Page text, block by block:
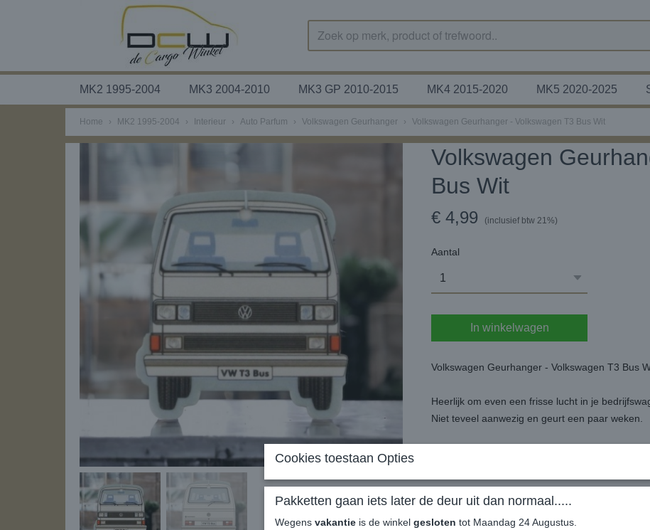
MK2 1995-2004 MK3 2004-2010 MK3 GP 2010-2015 MK4 2015-2020 MK5 2020-2025
Home › MK2 1995-2004 › Interieur › Auto Parfum › Volkswagen Geurhanger › Volkswagen Geurhanger - Volkswagen T3 Bus Wit
Volkswagen
Bus Wit
€ 4,99 (inclusief btw 21%)
Aantal
In winkelwagen
Volkswagen Geurhanger - Volkswagen T3 Bus
Heerlijk om even een frisse lucht in je
Niet teveel aanwezig en geurt een paar weken.
Makkelijk te bevestigen door het elastiek aan de
Origineel VW Patent product.
Cookies toestaan Opties
Pakketten gaan iets later de deur uit dan normaal.....
Wegens vakantie is de winkel gesloten tot Maandag 24 Augustus.